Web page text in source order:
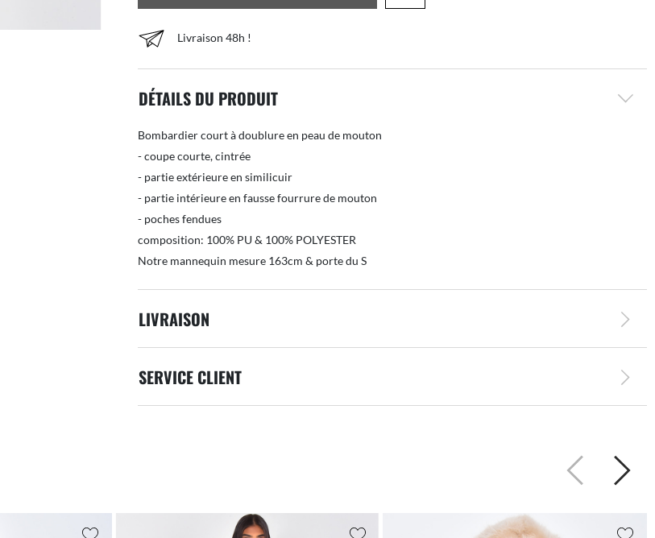
Livraison 48h !
DÉTAILS DU PRODUIT
Bombardier court à doublure en peau de mouton
- coupe courte, cintrée
- partie extérieure en similicuir
- partie intérieure en fausse fourrure de mouton
- poches fendues
composition: 100% PU & 100% POLYESTER
Notre mannequin mesure 163cm & porte du S
LIVRAISON
SERVICE CLIENT
Précédent